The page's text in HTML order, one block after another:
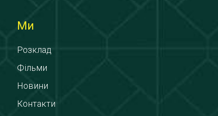
Ми
Розклад
Фільми
Новини
Контакти